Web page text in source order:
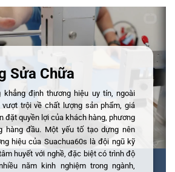
Sửa Chữa
khẳng định thương hiệu uy tín, ngoài
trội về chất lượng sản phẩm, giá
đặt quyền lợi của khách hàng, phương
hàng đầu. Một yếu tố tạo dựng nên
hiệu của Suachua60s là đội ngũ kỹ
huyết với nghề, đặc biệt có trình độ
năm kinh nghiệm trong ngành,